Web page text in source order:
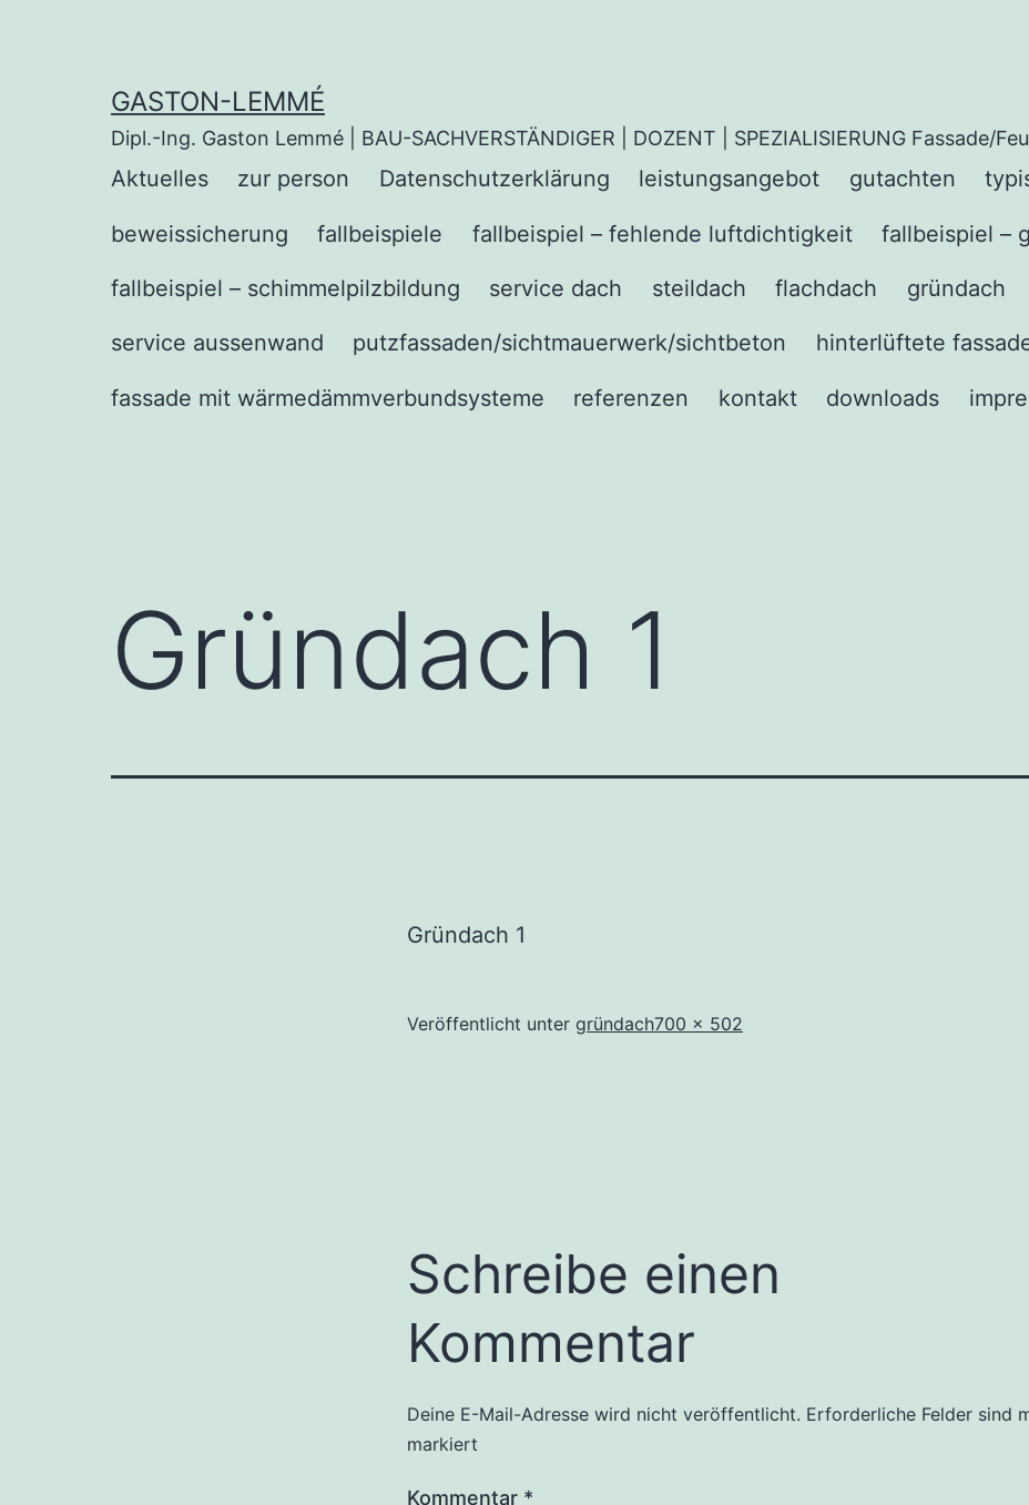
GASTON-LEMMÉ
Dipl.-Ing. Gaston Lemmé | BAU-SACHVERSTÄNDIGER | DOZENT | SPEZIALISIERUNG Fassade/
Aktuelles zur person Datenschutzerklärung leistungsangebot gutachten
beweissicherung fallbeispiele fallbeispiel – fehlende luftdichtigkeit fallbeispiel –
fallbeispiel – schimmelpilzbildung service dach steildach flachdach gründach
service aussenwand putzfassaden/sichtmauerwerk/sichtbeton hinterlüftete
fassade mit wärmedämmverbundsysteme referenzen kontakt downloads
Gründach 1
Gründach 1
Veröffentlicht unter gründachOriginalgröße
700 × 502
Schreibe einen
Kommentar
Deine E-Mail-Adresse wird nicht veröffentlicht. Erforderliche Felder sind
markiert
Kommentar *